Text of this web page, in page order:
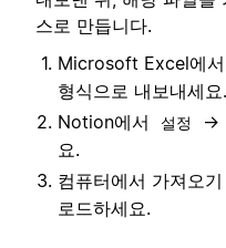
스로 만듭니다.
Microsoft Excel에
형식으로 내보내세요.
Notion에서
설정 →
요.
컴퓨터에서 가져오
로드하세요.